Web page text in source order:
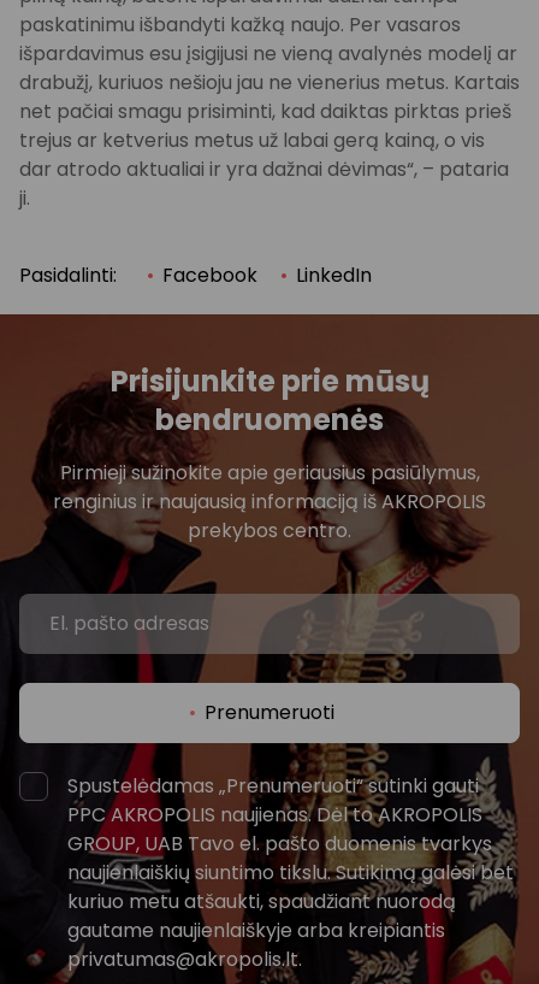
paskatinimu išbandyti kažką naujo. Per vasaros
išpardavimus esu įsigijusi ne vieną avalynės modelį ar
drabužį, kuriuos nešioju jau ne vienerius metus. Kartais
net pačiai smagu prisiminti, kad daiktas pirktas prieš
trejus ar ketverius metus už labai gerą kainą, o vis
dar atrodo aktualiai ir yra dažnai dėvimas“, – pataria
ji.
Pasidalinti: Facebook LinkedIn
Prisijunkite prie mūsų
bendruomenės
Pirmieji sužinokite apie geriausius pasiūlymus,
renginius ir naujausią informaciją iš AKROPOLIS
prekybos centro.
Prenumeruoti
Spustelėdamas „Prenumeruoti“ sutinki gauti
PPC AKROPOLIS naujienas. Dėl to AKROPOLIS
GROUP, UAB Tavo el. pašto duomenis tvarkys
naujienlaiškių siuntimo tikslu. Sutikimą galėsi bet
kuriuo metu atšaukti, spaudžiant nuorodą
gautame naujienlaiškyje arba kreipiantis
privatumas@akropolis.lt.